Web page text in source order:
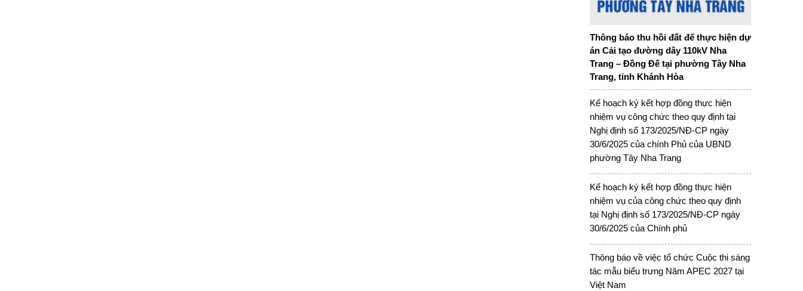
Thông báo thu hồi đất để thực hiện dự
án Cải tạo đường dây 110kV Nha
Trang – Đồng Đế tại phường Tây Nha
Trang, tỉnh Khánh Hòa
Kế hoạch ký kết hợp đồng thực hiện
nhiệm vụ công chức theo quy định tại
Nghị định số 173/2025/NĐ-CP ngày
30/6/2025 của chính Phủ của UBND
phường Tây Nha Trang
Kế hoạch ký kết hợp đồng thực hiện
nhiệm vụ của công chức theo quy định
tại Nghị định số 173/2025/NĐ-CP ngày
30/6/2025 của Chính phủ
Thông báo về việc tổ chức Cuộc thi sáng
tác mẫu biểu trưng Năm APEC 2027 tại
Việt Nam